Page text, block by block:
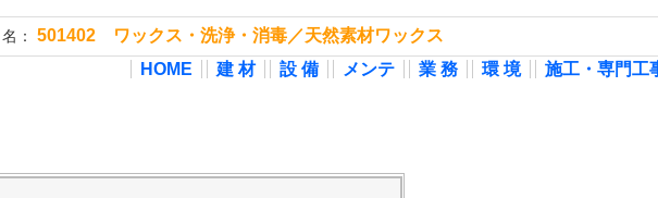
： 501402 ワックス・洗浄・消毒／天然素材ワックス
HOME
建 材 設 備 メンテ 業 務 環 境 施工・専門工